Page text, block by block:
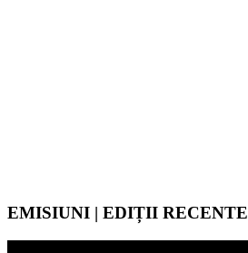
EMISIUNI | EDIȚII RECENTE